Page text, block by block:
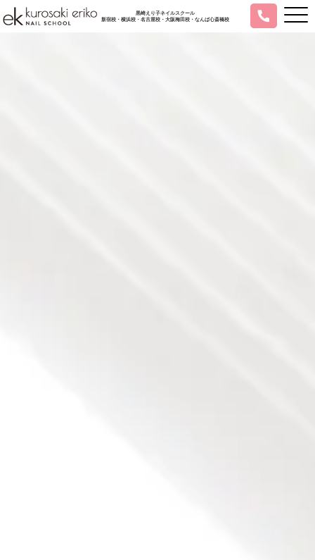
黒崎えり子ネイルスクール
新宿校・横浜校・名古屋校・大阪梅田校・なんば心斎橋校